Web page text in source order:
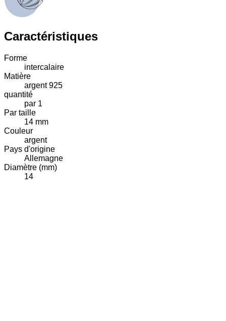
Caractéristiques
Forme
intercalaire
Matière
argent 925
quantité
par 1
Par taille
14 mm
Couleur
argent
Pays d'origine
Allemagne
Diamètre (mm)
14